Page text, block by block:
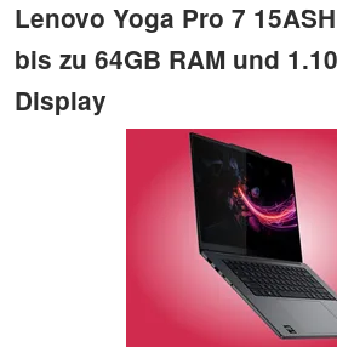
Lenovo Yoga Pro 7
bis zu 64GB RAM und
Display